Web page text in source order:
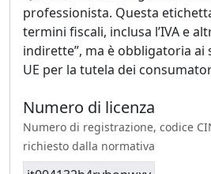
professionista. Questa
termini fiscali, inclusa l’IVA e
indirette”, ma è obbligatoria ai
UE per la tutela dei
Numero di licenza
Numero di registrazione, codice
richiesto dalla normativa